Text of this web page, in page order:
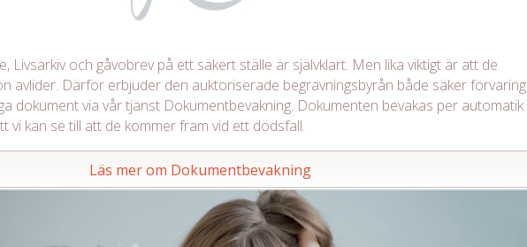
Livsarkiv och gåvobrev på ett säkert ställe är självklart. Men lika viktigt är att de
avlider. Därför erbjuder den auktoriserade begravningsbyrån både säker förvaring
dokument via vår tjänst Dokumentbevakning. Dokumenten bevakas per automatik
vi kan se till att de kommer fram vid ett dödsfall.
Läs mer om Dokumentbevakning